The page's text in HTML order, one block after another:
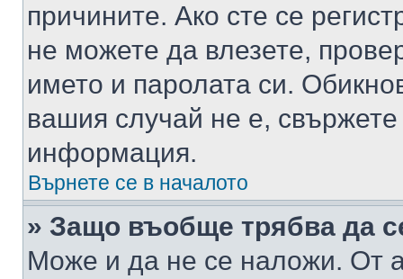
причините. Ако сте се
не можете да влезете,
името и паролата си.
вашия случай не е,
информация.
Върнете се в началото
» Защо въобще трябва да
Може и да не се наложи. От